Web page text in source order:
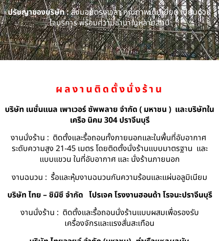
ปรัชญาของบริษัท :ส่งมอบตรงเวลา คุณภาพเต็มเยี่ยม เปี่ยมด้วย
ใจบริการ พร้อมความชำนาญหลายสิบปี
ผลงานติดตั้งนั่งร้าน
บริษัท เนชั่นแนล เพาเวอร์ ซัพพลาย จำกัด ( มหาชน ) และบริษัทใน
เครือ นิคม 304 ปราจีนบุรี
งานนั่งร้าน : ติดตั้งและรื้อถอนทั้งภายนอกและในพื้นที่อับอากาศ
ระดับความสูง 21-45 เมตร โดยติดตั้งนั่งร้านแบบมาตรฐาน และ
แบบแขวน ในที่อับอากาศ และ นั่งร้านภายนอก
งานฉนวน : รื้อและหุ้มงานฉนวนกันความร้อนและแผ่นอลูมิเนียม
บริษัท ไทย – ชิมิซึ จำกัด โปรเจค โรงงานฮอนด้า โรจนะปราจีนบุรี
งานนั่งร้าน : ติดตั้งและรื้อถอนนั่งร้านแบบผสมเพื่อรองรับ
เครื่องจักรและแรงสั่นสะเทือน